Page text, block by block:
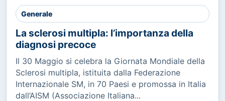
Generale
La sclerosi multipla: l’importanza della
diagnosi precoce
Il 30 Maggio si celebra la Giornata Mondiale della
Sclerosi multipla, istituita dalla Federazione
Internazionale SM, in 70 Paesi e promossa in Italia
dall’AISM (Associazione Italiana...